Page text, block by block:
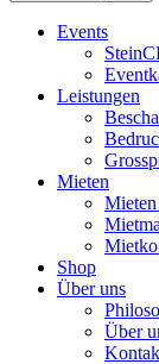
Events
Leistungen
Mieten
Shop
Über uns
Über